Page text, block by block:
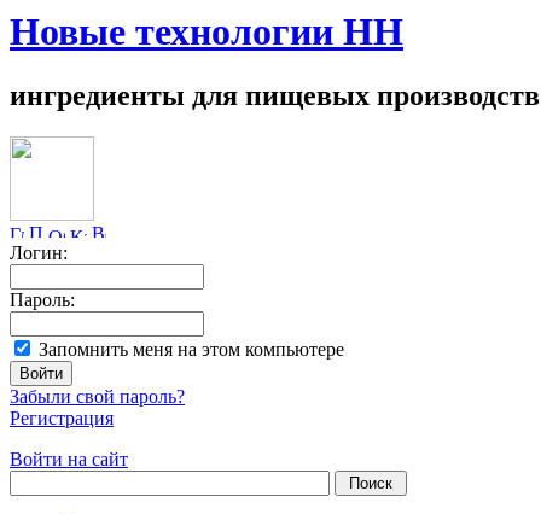
Новые технологии НН
ингредиенты для пищевых производств
Логин:
Пароль:
Запомнить меня на этом компьютере
Забыли свой пароль?
Регистрация
Войти на сайт